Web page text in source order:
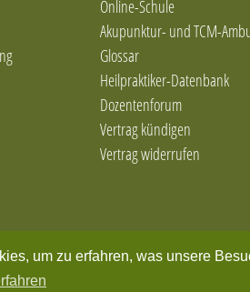
um zu erfahren, was unsere
Online-Schule
Akupunktur- und TCM-
Glossar
Heilpraktiker-Datenbank
Dozentenforum
Vertrag kündigen
Vertrag widerrufen
Home